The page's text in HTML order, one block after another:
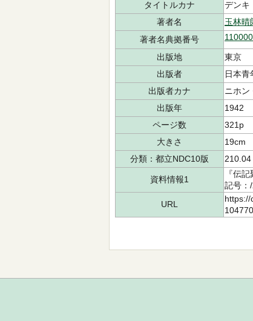
タイトルカナ
デンキ
著者名
玉林晴
著者名典拠番号
出版地
東京
出版者
日本青
出版者カナ
ニホン
出版年
1942
ページ数
321p
大きさ
19cm
分類：都立NDC10版
210.04
資料情報1
『伝
記号：
URL
https://
104770